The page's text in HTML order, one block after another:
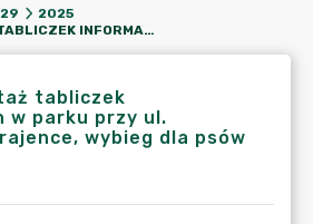
2025
WNIOSEK - MONTAŻ TABLICZEK INFORMACYJNYCH W PARKU PRZY UL. DWORCOWEJ W KRAJENCE, WYBIEG DLA PSÓW
tabliczek
w parku przy ul.
wybieg dla psów